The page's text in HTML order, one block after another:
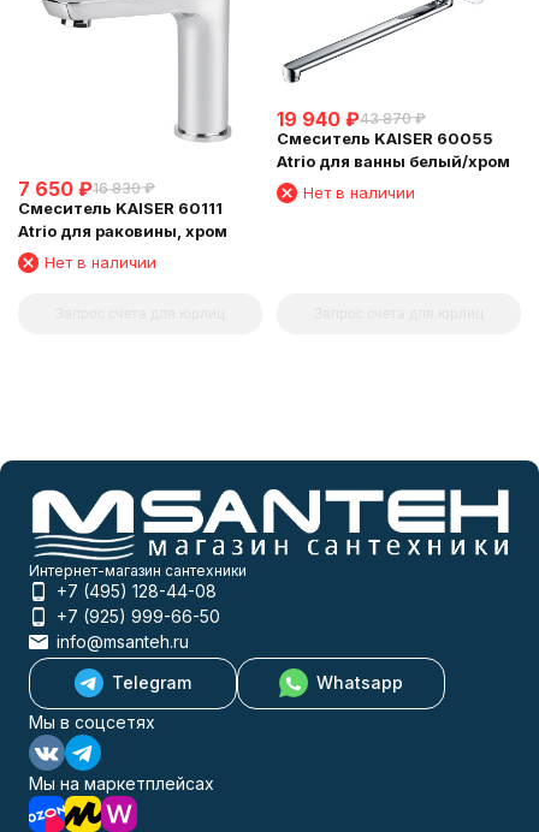
7 650 ₽16 830 ₽
Смеситель KAISER 60111
Atrio для раковины, хром
Нет в наличии
19 940 ₽43 870 ₽
Смеситель KAISER 60055
Atrio для ванны белый/хром
Нет в наличии
Интернет-магазин сантехники
+7 (495) 128-44-08
+7 (925) 999-66-50
info@msanteh.ru
Telegram
Whatsapp
Мы в соцсетях
Мы на маркетплейсах